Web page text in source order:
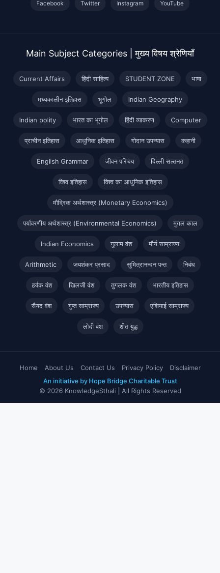
Facebook Twitter Instagram YouTube
Main Subject Categories | मुख्य विषय श्रेणियाँ
Current Affairs हिंदी साहित्य STUDENT ZONE भाषा
मध्यकालीन इतिहास भूगोल Indian Geography
Indian polity भारत का भूगोल हिंदी व्याकरण Computer
प्राचीन इतिहास आधुनिक इतिहास गोदान उपन्यास कहानी
English Grammar जीवन परिचय दिल्ली सल्तनत
विश्व इतिहास विश्व का आधुनिक इतिहास
मौद्रिक अर्थशास्त्र (Monetary Economics)
पर्यावरणीय अर्थशास्त्र (Environmental Economics) मुग़ल काल
Indian Economics गुलाम वंश मौर्य साम्राज्य
Arithmetic जयशंकर प्रसाद सुमित्रानन्दन पन्त निबंध
हर्यक वंश खिलजी वंश तुगलक वंश भारतीय इतिहास
सैयद वंश गुप्त साम्राज्य उपन्यास एशियाई साम्राज्य
लोदी वंश शीत युद्ध
Home About Us Contact Us Privacy Policy
Disclaimer
An initiative by Hope Bridge Charitable Trust
© 2026 KnowledgeSthali | All Rights Reserved